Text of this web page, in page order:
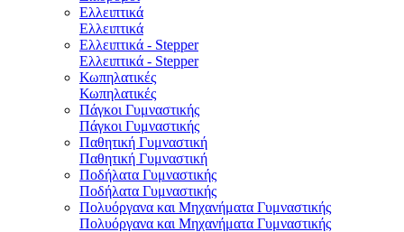
Ελλειπτικά
Ελλειπτικά
Ελλειπτικά - Stepper
Ελλειπτικά - Stepper
Κωπηλατικές
Κωπηλατικές
Πάγκοι Γυμναστικής
Πάγκοι Γυμναστικής
Παθητική Γυμναστική
Παθητική Γυμναστική
Ποδήλατα Γυμναστικής
Ποδήλατα Γυμναστικής
Πολυόργανα και Μηχανήματα Γυμναστικής
Πολυόργανα και Μηχανήματα Γυμναστικής